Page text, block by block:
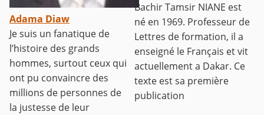
Adama Diaw
Je suis un fanatique de
l’histoire des grands
hommes, surtout ceux qui
ont pu convaincre des
millions de personnes de
la justesse de leur
Bachir Tamsir NIANE est
né en 1969. Professeur de
Lettres de formation, il a
enseigné le Français et vit
actuellement a Dakar. Ce
texte est sa première
publication